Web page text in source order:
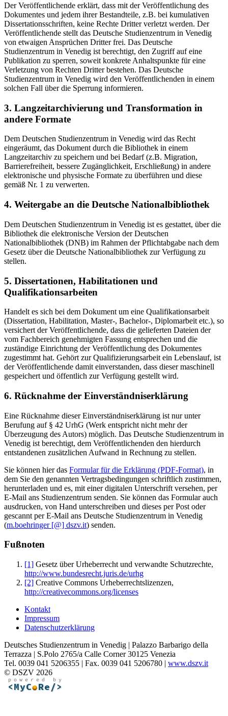
Der Veröffentlichende erklärt, dass mit der Veröffentlichung des
Dokumentes und jedem ihrer Bestandteile, z.B. bei kumulativen
Dissertationsschriften, keine Rechte Dritter verletzt werden. Der
Veröffentlichende stellt das Deutsche Studienzentrum in Venedig
von etwaigen Ansprüchen Dritter frei. Das Deutsche
Studienzentrum in Venedig ist berechtigt, den Zugriff auf eine
Publikation zu sperren, soweit konkrete Anhaltspunkte für eine
Verletzung von Rechten Dritter bestehen. Das Deutsche
Studienzentrum in Venedig wird den Veröffentlichenden in einem
solchen Fall über die Sperrung informieren.
3. Langzeitarchivierung und Transformation in
andere Formate
Dem Deutschen Studienzentrum in Venedig wird das Recht
eingeräumt, das Dokument durch die Bibliothek in einem
Langzeitarchiv zu speichern und bei Bedarf (z.B. Migration,
Barrierefreiheit, bessere Zugänglichkeit, Erschließung) in andere
elektronische und physische Formate zu überführen und diese
gemäß Nr. 1 zu verwerten.
4. Weitergabe an die Deutsche Nationalbibliothek
Dem Deutschen Studienzentrum in Venedig ist es gestattet, über die
Bibliothek die elektronische Version der Deutschen
Nationalbibliothek (DNB) im Rahmen der Pflichtabgabe nach dem
Gesetz über die Deutsche Nationalbibliothek zur Verfügung zu
stellen.
5. Dissertationen, Habilitationen und
Qualifikationsarbeiten
Handelt es sich bei dem Dokument um eine Qualifikationsarbeit
(Dissertation, Habilitation, Master-, Bachelor-, Diplomarbeit etc.), so
versichert der Veröffentlichende, dass die gelieferten Dateien der
vom Fachbereich genehmigten Fassung entsprechen und die
zuständige Einrichtung der Veröffentlichung des Dokumentes
zugestimmt hat. Gehört zur Qualifizierungsarbeit ein Lebenslauf, ist
der Veröffentlichende damit einverstanden, dass dieser maschinell
gespeichert und öffentlich zur Verfügung gestellt wird.
6. Rücknahme der Einverständniserklärung
Eine Rücknahme dieser Einverständniserklärung ist nur unter
Berufung auf § 42 UrhG (Werk entspricht nicht mehr der
Überzeugung des Autors) möglich. Das Deutsche Studienzentrum in
Venedig ist berechtigt, dem Veröffentlichenden den hierdurch
entstandenen zusätzlichen Aufwand in Rechnung zu stellen.
Sie können hier das Formular für die Erklärung (PDF-Format), in
dem Sie den genannten Vertragsbedingungen schriftlich zustimmen,
herunterladen und es, mit einer digitalen Unterschrift versehen, per
E-Mail ans Studienzentrum senden. Sie können das Formular auch
ausdrucken, von Hand unterschreiben und dieses per Post oder
gescannt per E-Mail ans Deutsche Studienzentrum in Venedig
(m.boehringer [@] dszv.it) senden.
Fußnoten
[1] Gesetz über Urheberrecht und verwandte Schutzrechte,
http://www.bundesrecht.juris.de/urhg
[2] Creative Commons Urheberrechtslizenzen,
http://creativecommons.org/licenses
Kontakt
Impressum
Datenschutzerklärung
Deutsches Studienzentrum in Venedig | Palazzo Barbarigo della
Terrazza | S.Polo 2765/a Calle Corner 30125 Venezia
Tel. 0039 041 5206355 | Fax. 0039 041 5206780 | www.dszv.it
© DSZV 2026